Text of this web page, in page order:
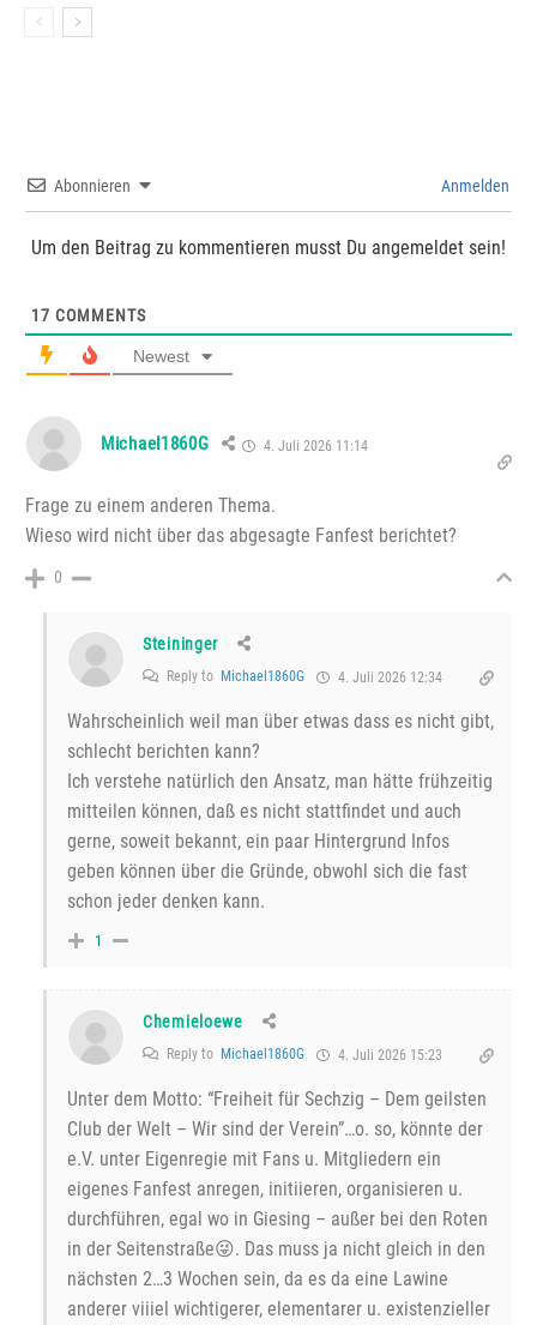
Abonnieren Anmelden
Um den Beitrag zu kommentieren musst Du angemeldet sein!
17 COMMENTS
Newest
Michael1860G 4. Juli 2026 11:14
Frage zu einem anderen Thema.
Wieso wird nicht über das abgesagte Fanfest berichtet?
0
Steininger
Reply to Michael1860G 4. Juli 2026 12:34
Wahrscheinlich weil man über etwas dass es nicht gibt,
schlecht berichten kann?
Ich verstehe natürlich den Ansatz, man hätte frühzeitig
mitteilen können, daß es nicht stattfindet und auch
gerne, soweit bekannt, ein paar Hintergrund Infos
geben können über die Gründe, obwohl sich die fast
schon jeder denken kann.
1
Chemieloewe
Reply to Michael1860G 4. Juli 2026 15:23
Unter dem Motto: “Freiheit für Sechzig – Dem geilsten
Club der Welt – Wir sind der Verein”…o. so, könnte der
e.V. unter Eigenregie mit Fans u. Mitgliedern ein
eigenes Fanfest anregen, initiieren, organisieren u.
durchführen, egal wo in Giesing – außer bei den Roten
in der Seitenstraße😜. Das muss ja nicht gleich in den
nächsten 2…3 Wochen sein, da es da eine Lawine
anderer viiiel wichtigerer, elementarer u. existenzieller